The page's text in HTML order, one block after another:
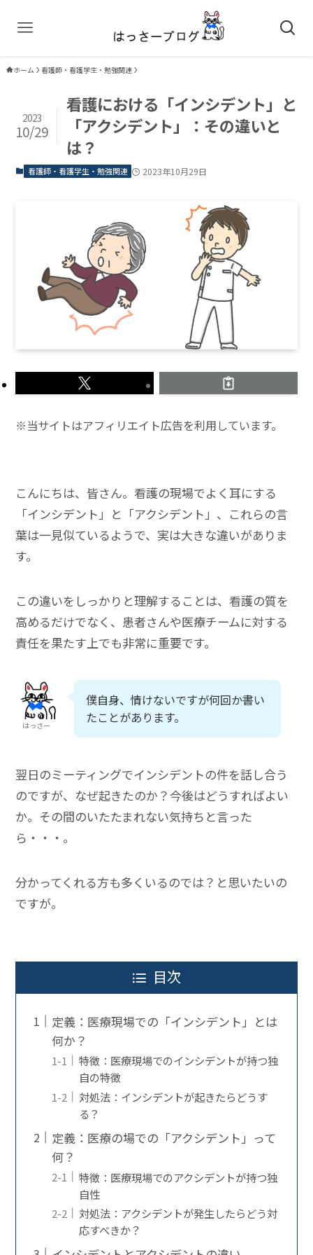
ホーム 看護師・看護学生・勉強関連
看護における「インシデント」と
「アクシデント」：その違いと
は？
2023
10/29
看護師・看護学生・勉強関連 2023年10月29日
※当サイトはアフィリエイト広告を利用しています。
こんにちは、皆さん。看護の現場でよく耳にする
「インシデント」と「アクシデント」、これらの言
葉は一見似ているようで、実は大きな違いがありま
す。
この違いをしっかりと理解することは、看護の質を
高めるだけでなく、患者さんや医療チームに対する
責任を果たす上でも非常に重要です。
はっさー
僕自身、情けないですが何回か書い
たことがあります。
翌日のミーティングでインシデントの件を話し合う
のですが、なぜ起きたのか？今後はどうすればよい
か。その間のいたたまれない気持ちと言った
ら・・・。
分かってくれる方も多くいるのでは？と思いたいの
ですが。
目次
定義：医療現場での「インシデント」とは
何か？
特徴：医療現場でのインシデントが持つ独
自の特徴
対処法：インシデントが起きたらどうす
る？
定義：医療の場での「アクシデント」って
何？
特徴：医療現場でのアクシデントが持つ独
自性
対処法：アクシデントが発生したらどう対
応すべきか？